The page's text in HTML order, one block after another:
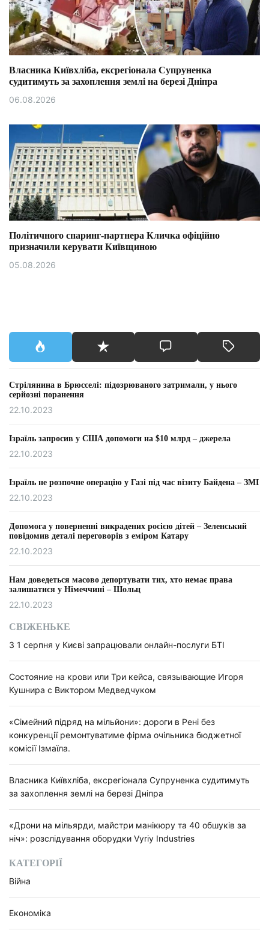
Власника Київхліба, ексрегіонала Супруненка
судитимуть за захоплення землі на березі Дніпра
06.08.2026
Політичного спаринг-партнера Кличка офіційно
призначили керувати Київщиною
05.08.2026
Стрілянина в Брюсселі: підозрюваного затримали, у нього
серйозні поранення
22.10.2023
Ізраїль запросив у США допомоги на $10 млрд – джерела
22.10.2023
Ізраїль не розпочне операцію у Газі під час візиту Байдена – ЗМІ
22.10.2023
Допомога у поверненні викрадених росією дітей – Зеленський
повідомив деталі переговорів з еміром Катару
22.10.2023
Нам доведеться масово депортувати тих, хто немає права
залишатися у Німеччині – Шольц
22.10.2023
СВІЖЕНЬКЕ
З 1 серпня у Києві запрацювали онлайн-послуги БТІ
Состояние на крови или Три кейса, связывающие Игоря
Кушнира с Виктором Медведчуком
«Сімейний підряд на мільйони»: дороги в Рені без
конкуренції ремонтуватиме фірма очільника бюджетної
комісії Ізмаїла.
Власника Київхліба, ексрегіонала Супруненка судитимуть
за захоплення землі на березі Дніпра
«Дрони на мільярди, майстри манікюру та 40 обшуків за
ніч»: розслідування оборудки Vyriy Industries
КАТЕГОРІЇ
Війна
Економіка